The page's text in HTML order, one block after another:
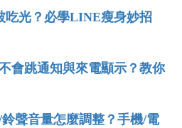
吃光？必學LINE瘦身妙招
會跳通知與來電顯示？教你
鈴聲音量怎麼調整？手機/電